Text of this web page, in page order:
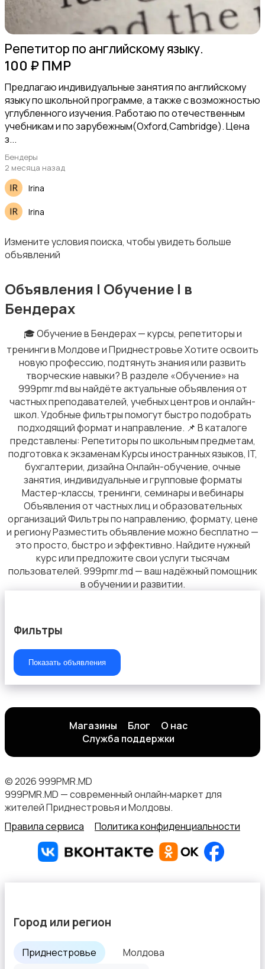
Другое
Уход за животными
Продукты питания
Изготовление на заказ
Репетитор по английскому языку.
100 ₽ ПМР
Предлагаю индивидуальные занятия по английскому
языку по школьной программе, а также с возможностью
углубленного изучения. Работаю по отечественным
учебникам и по зарубежным(Oxford,Cambridge). Цена
з...
Бендеры
2 месяца назад
Irina
Irina
Измените условия поиска, чтобы увидеть больше
объявлений
Объявления | Обучение | в
Бендерах
🎓 Обучение в Бендерах — курсы, репетиторы и
тренинги в Молдове и Приднестровье Хотите освоить
новую профессию, подтянуть знания или развить
творческие навыки? В разделе «Обучение» на
999pmr.md вы найдёте актуальные объявления от
частных преподавателей, учебных центров и онлайн-
школ. Удобные фильтры помогут быстро подобрать
подходящий формат и направление. 📌 В каталоге
представлены: Репетиторы по школьным предметам,
подготовка к экзаменам Курсы иностранных языков, IT,
бухгалтерии, дизайна Онлайн-обучение, очные
занятия, индивидуальные и групповые форматы
Мастер-классы, тренинги, семинары и вебинары
Объявления от частных лиц и образовательных
организаций Фильтры по направлению, формату, цене
и региону Разместить объявление можно бесплатно —
это просто, быстро и эффективно. Найдите нужный
курс или предложите свои услуги тысячам
пользователей. 999pmr.md — ваш надёжный помощник
в обучении и развитии.
Фильтры
Показать объявления
Магазины Блог
О нас
Служба поддержки
© 2026 999PMR.MD
999PMR.MD — современный онлайн‑маркет для
жителей Приднестровья и Молдовы.
Правила сервиса
Политика конфиденциальности
Город или регион
Приднестровье Молдова